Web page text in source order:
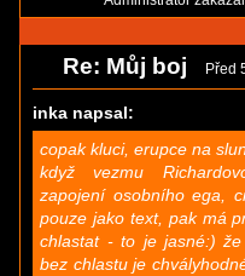
Re: Můj boj Před
inka napsal:
copak kluci, erupce na
když vezmu
zapojení osobního ega,
pouze jako text, pak má
chlastat - to je jasné:)
bez chlastu je